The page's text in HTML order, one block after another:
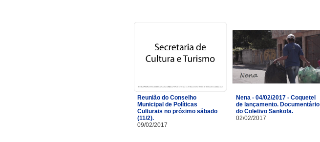
Reunião do Conselho
Municipal de Políticas
Culturais no próximo sábado
(11/2).
09/02/2017
Nena - 04/02/2017 - Coquetel
de lançamento. Documentário
do Coletivo Sankofa.
02/02/2017